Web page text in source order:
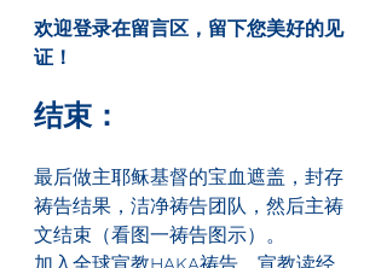
欢迎登录在留言区，留下您美好的见
证！
结束：
最后做主耶稣基督的宝血遮盖，封存
祷告结果，洁净祷告团队，然后主祷
文结束（看图一祷告图示）。